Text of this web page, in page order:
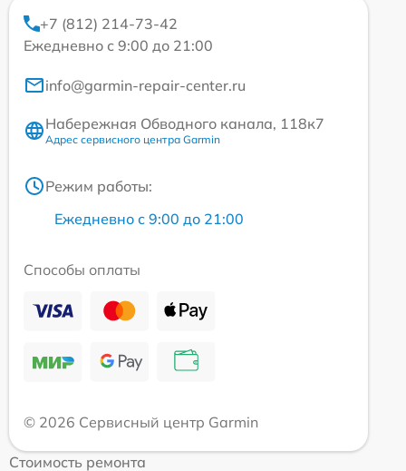
+7 (812) 214-73-42
Ежедневно с 9:00 до 21:00
info@garmin-repair-center.ru
Набережная Обводного канала, 118к7
Адрес сервисного центра Garmin
Режим работы:
Ежедневно с 9:00 до 21:00
Способы оплаты
© 2026 Сервисный центр Garmin
Стоимость ремонта